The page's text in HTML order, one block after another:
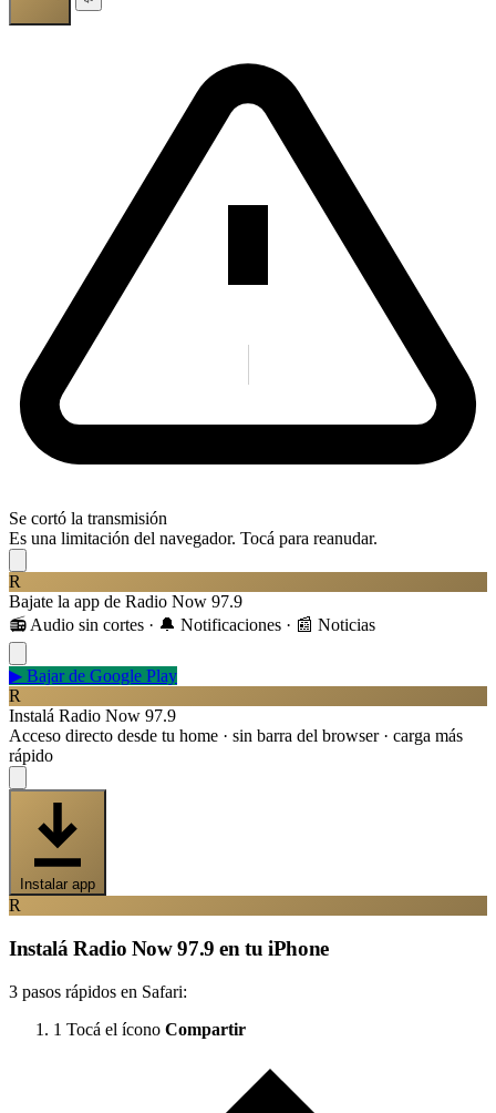
Se cortó la transmisión
Es una limitación del navegador. Tocá para reanudar.
R
Bajate la app de Radio Now 97.9
📻 Audio sin cortes · 🔔 Notificaciones · 📰 Noticias
▶ Bajar de Google Play
R
Instalá Radio Now 97.9
Acceso directo desde tu home · sin barra del browser · carga más
rápido
Instalar app
R
Instalá Radio Now 97.9 en tu iPhone
3 pasos rápidos en Safari:
1 Tocá el ícono Compartir